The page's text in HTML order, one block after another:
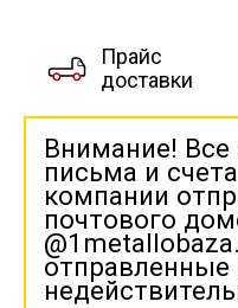
Прайс
доставки
Внимание!
письма и
компании
почтового
отправленные